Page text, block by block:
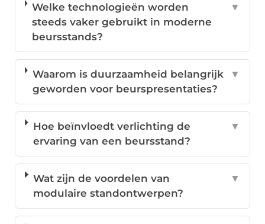
Welke technologieën worden
steeds vaker gebruikt in moderne
beursstands?
▼
Waarom is duurzaamheid belangrijk
geworden voor beurspresentaties?
▼
Hoe beïnvloedt verlichting de
ervaring van een beursstand?
▼
Wat zijn de voordelen van
modulaire standontwerpen?
▼